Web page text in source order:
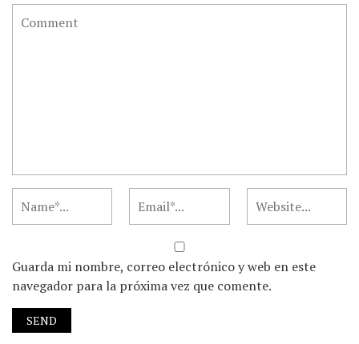
Guarda mi nombre, correo electrónico y web en este
navegador para la próxima vez que comente.